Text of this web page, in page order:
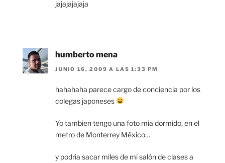
jajajajajaja
humberto mena
JUNIO 16, 2009 A LAS 1:33 PM
hahahaha parece cargo de conciencia por los
colegas japoneses
Yo tambien tengo una foto mia dormido, en el
metro de Monterrey México…
y podria sacar miles de mi salón de clases a